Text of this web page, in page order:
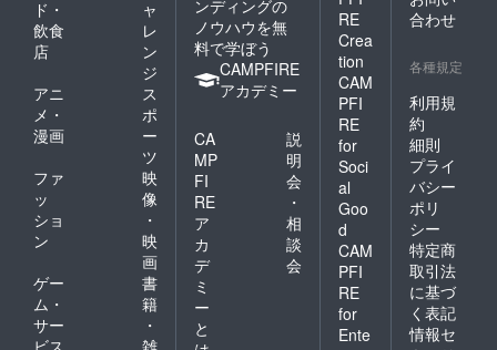
ジュー
でお送
すので
日程の
合う日
をメー
ルにて
お知ら
せくだ
さい。
・実施
場所
Stella
marina
館内又
は屋上
ご了承
くださ
お礼の
メール
ます。
※一般公
ご予約
をいた
だく場
合に
は、先
約が優
先とな
ります
ので空
いてい
る時に
ご利用
いただ
く形に
なりま
す。 ※
こ本人
付ける
ことも
す。ご
夕食を
付ける
場合は5
日前ま
でにご
連絡く
い。 わ
んちゃ
んが同
伴の場
合は1頭
に付き
別途宿
泊料金
がかか
日のみ1
泊朝食
で1室を
貸切る
ことが
できま
す。 ※
一度に
最大5名
まで宿
泊でき
ますが1
名様増
えるご
とに別
途1泊朝
食付ご
宿泊料
金がか
ド・
飲食
店
ャ
レ
ン
ジ
アニ
メ・
漫画
ス
ポ
ー
ツ
ファ
ッ
ショ
ン
映
像
・
映
画
ゲー
ム・
サー
ビス
書
籍
・
雑
ンディングの
ノウハウを無
料で学ぼう
CAMPFIRE
アカデミー
CA
MP
FI
RE
ア
カ
デ
ミ
ー
と
説
明
会
・
相
談
会
RE
Crea
tion
CAM
PFI
RE
for
Soci
al
Goo
d
CAM
PFI
RE
for
Ente
合わせ
各種規定
利用規
約
細則
プライ
バシー
ポリ
シー
特定商
取引法
に基づ
く表記
情報セ